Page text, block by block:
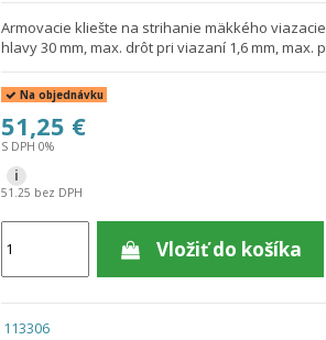
Armovacie kliešte na strihanie mäkkého
hlavy 30 mm, max. drôt pri viazaní 1,6 mm,
Na objednávku
51,25 €
S DPH 0%
i
51.25 bez DPH
Vložiť do košíka
113306